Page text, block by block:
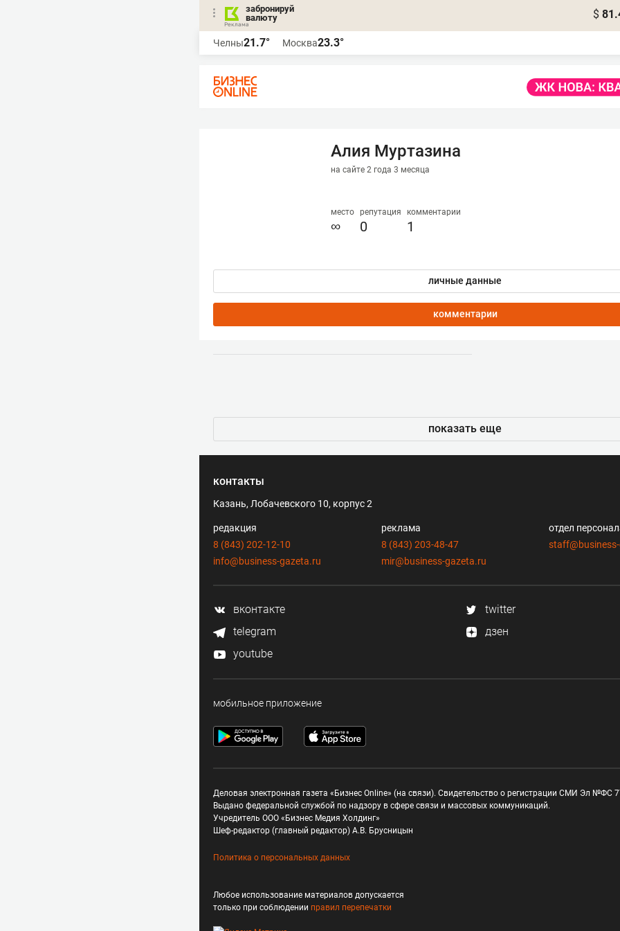
забронируй
валюту
$
Челны21.7° Москва23.3°
Алия Муртазина
на сайте 2 года 3 месяца
место
∞
репутация
0
комментарии
1
личные данные
комментарии
показать еще
контакты
Казань, Лобачевского 10, корпус 2
редакция
8 (843) 202-12-10
info@business-gazeta.ru
реклама
8 (843) 203-48-47
mir@business-gazeta.ru
отдел
вконтакте
twitter
telegram
дзен
youtube
мобильное приложение
Деловая электронная газета «Бизнес Online» (на связи). Свидетельство о регистрации СМИ Эл №ФС
Выдано федеральной службой по надзору в сфере связи и массовых коммуникаций.
Учредитель ООО «Бизнес Медия Холдинг»
Шеф-редактор (главный редактор) А.В. Брусницын
Политика о персональных данных
Любое использование материалов допускается
только при соблюдении правил перепечатки